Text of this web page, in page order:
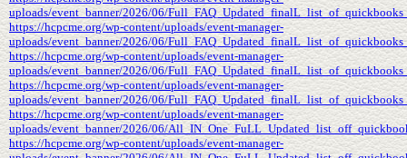
uploads/event_banner/2026/06/
https://hcpcme.org/wp-content/uploads/event-manager-
uploads/event_banner/2026/06/
https://hcpcme.org/wp-content/uploads/event-manager-
uploads/event_banner/2026/06/
https://hcpcme.org/wp-content/uploads/event-manager-
uploads/event_banner/2026/06/
https://hcpcme.org/wp-content/uploads/event-manager-
uploads/event_banner/2026/06/
https://hcpcme.org/wp-content/uploads/event-manager-